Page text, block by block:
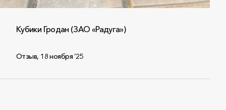
Кубики Гродан (ЗАО «Радуга»)
Отзыв, 18 ноября ‘25